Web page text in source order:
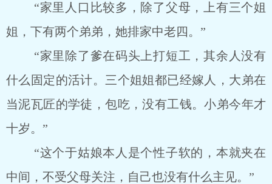
“家里人口比较多，除了父母，上有三个姐
姐，下有两个弟弟，她排家中老四。”
“家里除了爹在码头上打短工，其余人没有
什么固定的活计。三个姐姐都已经嫁人，大弟在
当泥瓦匠的学徒，包吃，没有工钱。小弟今年才
十岁。”
“这个于姑娘本人是个性子软的，本就夹在
中间，不受父母关注，自己也没有什么主见。”